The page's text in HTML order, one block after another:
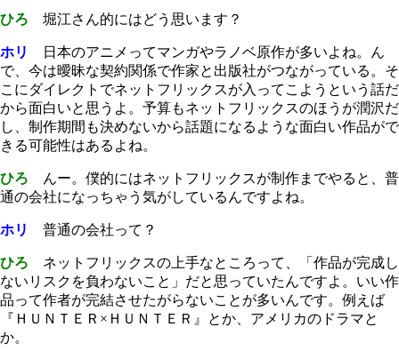
ひろ 堀江さん的にはどう思います？
ホリ
日本のアニメってマンガやラノベ原作が多いよね。ん
で、今は曖昧な契約関係で作家と出版社がつながっている。そ
こにダイレクトでネットフリックスが入ってこようという話だ
から面白いと思うよ。予算もネットフリックスのほうが潤沢だ
し、制作期間も決めないから話題になるような面白い作品がで
きる可能性はあるよね。
ひろ んー。僕的にはネットフリックスが制作までやると、普
通の会社になっちゃう気がしているんですよね。
ホリ 普通の会社って？
ひろ ネットフリックスの上手なところって、「作品が完成し
ないリスクを負わないこと」だと思っていたんですよ。いい作
品って作者が完結させたがらないことが多いんです。例えば
『ＨＵＮＴＥＲ×ＨＵＮＴＥＲ』とか、アメリカのドラマと
か。